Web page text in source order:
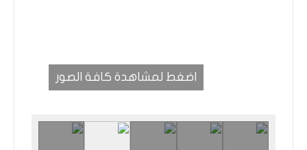
اضغط لمشاهدة كافة الصور